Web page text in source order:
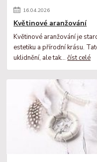
16.04.2026
Květinové aranžování
Květinové aranžování je
estetiku a přírodní krásu.
uklidnění, ale tak...číst celé